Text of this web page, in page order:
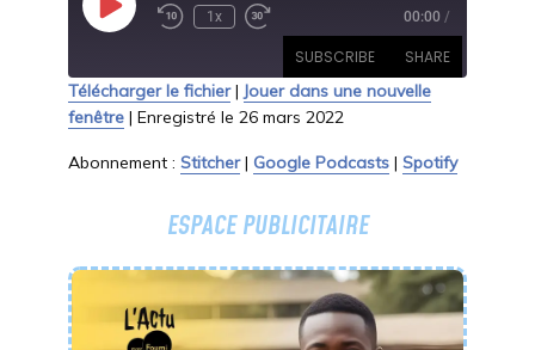
Play
EpisodeRewind
Seconds
1x
Fast
Forward
30
seconds
00:00 /
SUBSCRIBE SHARE
Stitcher Google Podcasts
Spotify
SHARE
LINK
Télécharger le fichier| Jouer dans une nouvelle
fenêtre| Enregistré le 26 mars 2022
Abonnement : Stitcher| Google Podcasts| Spotify
ESPACE PUBLICITAIRE